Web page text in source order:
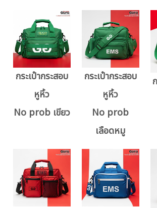
กระเป๋ากระสอบ
หูหิ้ว
No prob เขียว
กระเป๋ากระสอบ
หูหิ้ว
No prob
เลือดหมู